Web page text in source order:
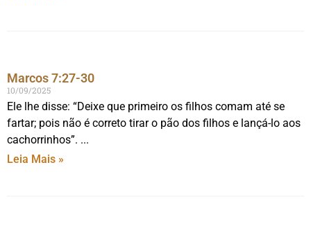
Marcos 7:27-30
10/09/2025
Ele lhe disse: “Deixe que primeiro os filhos comam até se
fartar; pois não é correto tirar o pão dos filhos e lançá-lo aos
cachorrinhos”.
Leia Mais »